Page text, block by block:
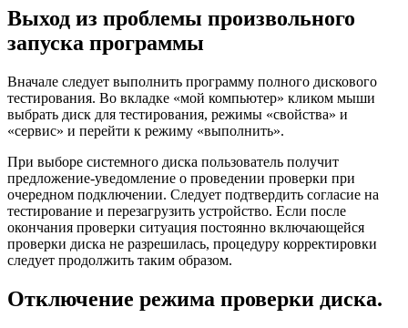
Выход из проблемы произвольного
запуска программы
Вначале следует выполнить программу полного дискового
тестирования. Во вкладке «мой компьютер» кликом мыши
выбрать диск для тестирования, режимы «свойства» и
«сервис» и перейти к режиму «выполнить».
При выборе системного диска пользователь получит
предложение-уведомление о проведении проверки при
очередном подключении. Следует подтвердить согласие на
тестирование и перезагрузить устройство. Если после
окончания проверки ситуация постоянно включающейся
проверки диска не разрешилась, процедуру корректировки
следует продолжить таким образом.
Отключение режима проверки диска.